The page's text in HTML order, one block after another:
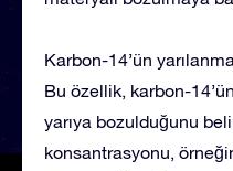
Karbon-14’ün
Bu özellik, karbon-
yarıya bozulduğunu
konsantrasyonu,